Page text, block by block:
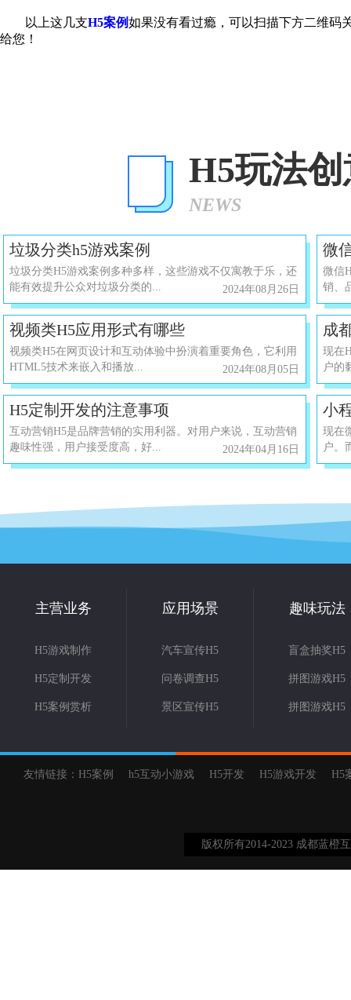
以上这几支H5案例如果没有看过瘾，可以扫描下方二维码
给您！
H5玩法
NEWS
垃圾分类h5游戏案例
垃圾分类H5游戏案例多种多样，这些游戏不仅寓教于乐，还
能有效提升公众对垃圾分类的...
2024年08月26日
微
微信
销、
视频类H5应用形式有哪些
视频类H5在网页设计和互动体验中扮演着重要角色，它利用
HTML5技术来嵌入和播放...
2024年08月05日
成
现在
户的
H5定制开发的注意事项
互动营销H5是品牌营销的实用利器。对用户来说，互动营销
趣味性强，用户接受度高，好...
2024年04月16日
小
现在
户。
主营业务
H5游戏制作
H5定制开发
H5案例赏析
应用场景
汽车宣传H5
问卷调查H5
景区宣传H5
趣味玩法
盲盒抽奖H5
拼图游戏H5
拼图游戏H5
友情链接： H5案例 h5互动小游戏 H5开发 H5游戏开发 H5
版权所有2014-2023 成都蓝橙